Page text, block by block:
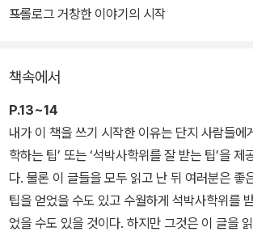
논문은 어떻게 써야 하고, 박사학위를 취득한다
고, 그 과정에서 생기는 다양한 고민을 어떻게 해
세하고도 현실적으로 전하고 있다.
프롤로그 거창한 이야기의 시작
책속에서
P.13~14
내가 이 책을 쓰기 시작한 이유는 단지 사람들에
학하는 팁’ 또는 ‘석박사학위를 잘 받는 팁’을 제
다. 물론 이 글들을 모두 읽고 난 뒤 여러분은 좋
팁을 얻었을 수도 있고 수월하게 석박사학위를
었을 수도 있을 것이다. 하지만 그것은 이 글을